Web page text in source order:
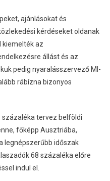
ajánlásokat és
kérdéseket oldanak
kiemelték az
állást és az
pedig nyaralásszervező MI-
rábízna bizonyos
százaléka tervez belföldi
főképp Ausztriába,
legnépszerűbb időszak
68 százaléka előre
indul el.